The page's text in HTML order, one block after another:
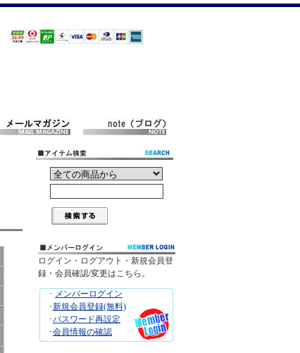
ログイン・ログアウト・新規会員登
録・会員確認/変更はこちら。
･ メンバーログイン
･新規会員登録(無料)
･パスワード再設定
･会員情報の確認